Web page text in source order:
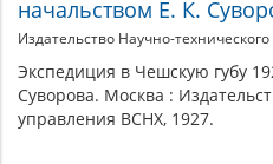
начальством Е. К.
Издательство Научно-
Экспедиция в Чешскую губу
Суворова. Москва :
управления ВСНХ, 1927.